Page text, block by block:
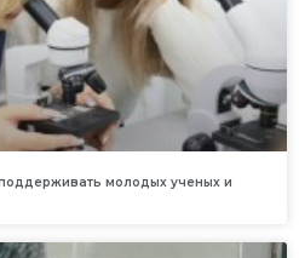
молодых ученых и